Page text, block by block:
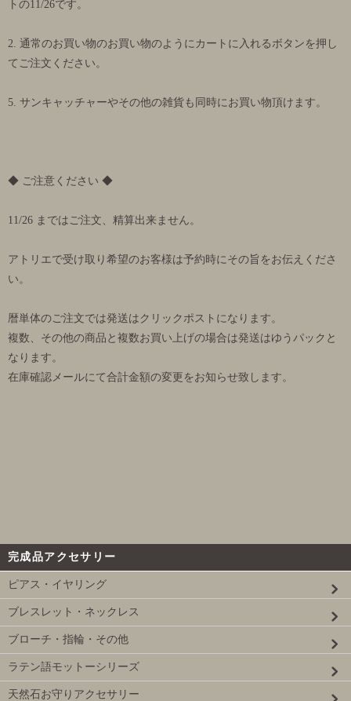
トの11/26です。
2. 通常のお買い物のお買い物のようにカートに入れるボタンを押し
てご注文ください。
5. サンキャッチャーやその他の雑貨も同時にお買い物頂けます。
◆ ご注意ください ◆
11/26 まではご注文、精算出来ません。
アトリエで受け取り希望のお客様は予約時にその旨をお伝えくださ
い。
暦単体のご注文では発送はクリックポストになります。
複数、その他の商品と複数お買い上げの場合は発送はゆうパックと
なります。
在庫確認メールにて合計金額の変更をお知らせ致します。
完成品アクセサリー
ピアス・イヤリング
ブレスレット・ネックレス
ブローチ・指輪・その他
ラテン語モットーシリーズ
天然石お守りアクセサリー